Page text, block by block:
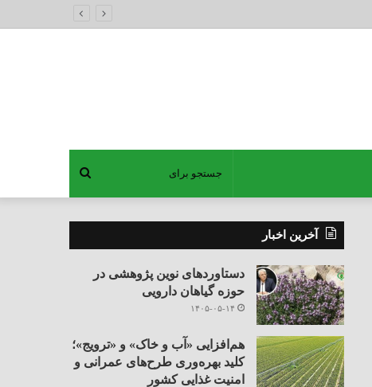
جستجو
برای
آخرین اخبار
دستاوردهای نوین پژوهشی در
حوزه گیاهان دارویی
۱۴۰۵-۰۵-۱۴
هم‌افزایی «آب و خاک» و «ترویج»؛
کلید بهره‌وری طرح‌های عمرانی و
امنیت غذایی کشور